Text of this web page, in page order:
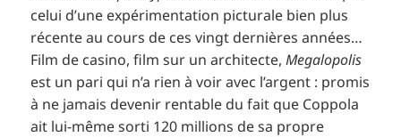
celui d’une expérimentation picturale bien plus
récente au cours de ces vingt dernières années…
Film de casino, film sur un architecte,Megalopolis
est un pari qui n’a rien à voir avec l’argent : promis
à ne jamais devenir rentable du fait que Coppola
ait lui-même sorti 120 millions de sa propre